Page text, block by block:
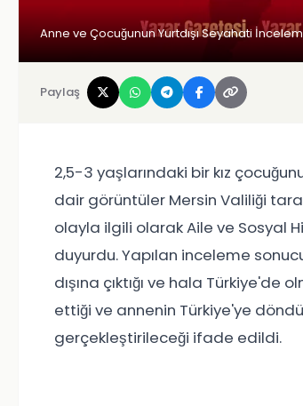
Anne ve Çocuğunun Yurtdışı Seyahati
Paylaş
2,5-3 yaşlarındaki bir kız
dair görüntüler Mersin Valiliği
olayla ilgili olarak Aile ve Sosyal
duyurdu. Yapılan inceleme
dışına çıktığı ve hala
ettiği ve annenin Türkiye'ye
gerçekleştirileceği ifade edildi.